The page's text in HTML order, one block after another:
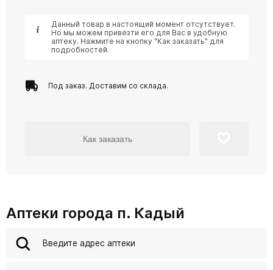
Данный товар в настоящий момент отсутствует.
Но мы можем привезти его для Вас в удобную
аптеку. Нажмите на кнопку "Как заказать" для
подробностей.
Под заказ. Доставим со склада.
Как заказать
Аптеки города п. Кадый